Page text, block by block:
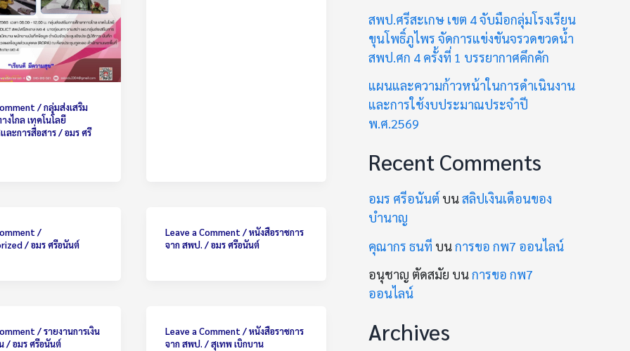
/กลุ่มส่งเสริม
งไกล เทคโนโลยี
ละการสื่อสาร/อมร ศรี
/
/อมร ศรีอนันต์
Leave a Comment /หนังสือราชการ
จาก สพป. /อมร ศรีอนันต์
/รายงานการเงิน
/อมร ศรีอนันต์
Leave a Comment /หนังสือราชการ
จาก สพป. /สุเทพ เบิกบาน
สพป.ศรีสะเกษ เขต 4 จับมือกลุ่มโรงเรียน
ขุนโพธิ์ภูไพร จัดการแข่งขันจรวดขวดน้ำ
สพป.ศก 4 ครั้งที่ 1 บรรยากาศคึกคัก
แผนและความก้าวหน้าในการดำเนินงาน
และการใช้งบประมาณประจำปี
พ.ศ.2569
Recent Comments
อมร ศรีอนันต์ บนสลิปเงินเดือนของ
บำนาญ
คุณากร ธนที บนการขอ กพ7 ออนไลน์
อนุชาญ ตัดสมัย บนการขอ กพ7
ออนไลน์
Archives